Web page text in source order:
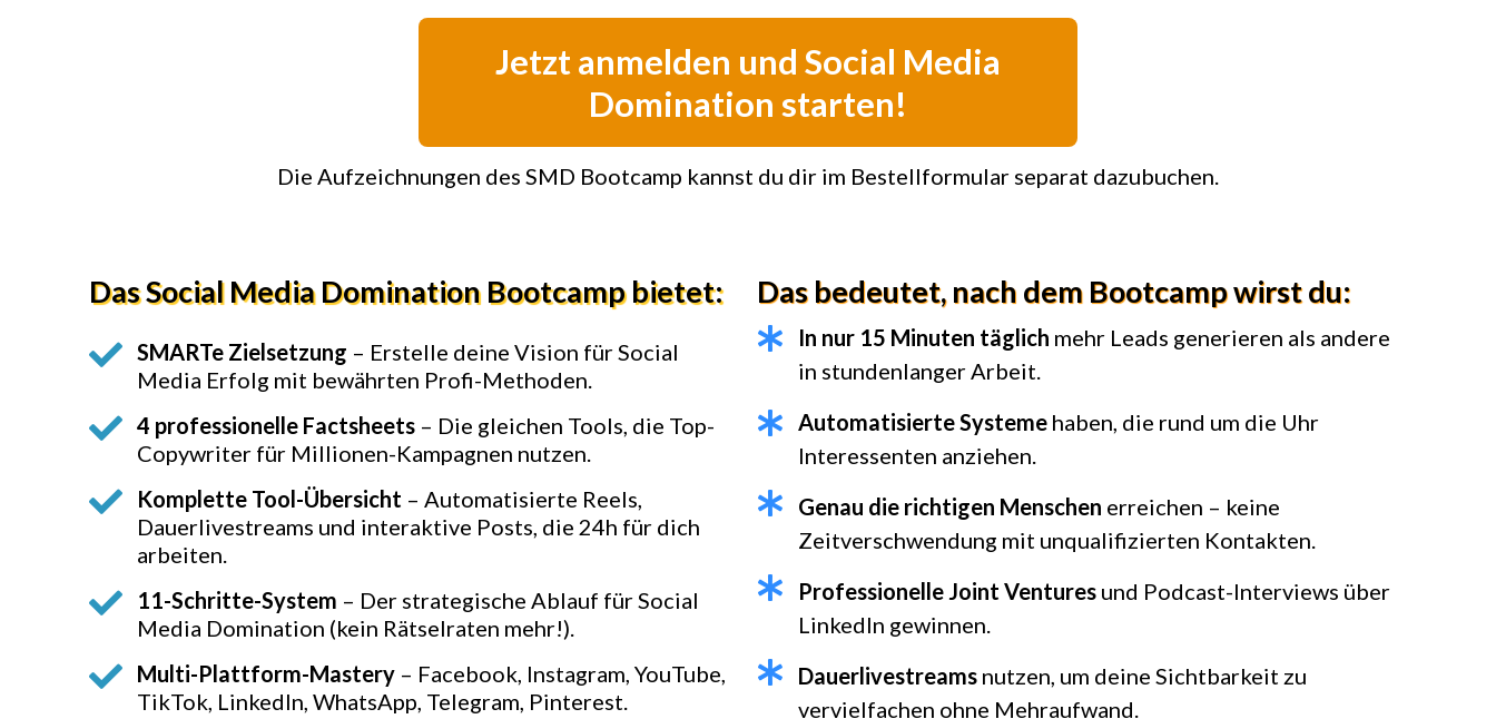
Jetzt anmelden und Social Media
Domination starten!
Die Aufzeichnungen des SMD Bootcamp kannst du dir im Bestellformular separat dazubuchen.
Das Social Media Domination Bootcamp bietet:
SMARTe Zielsetzung – Erstelle deine Vision für Social
Media Erfolg mit bewährten Profi-Methoden.
4 professionelle Factsheets – Die gleichen Tools, die Top-
Copywriter für Millionen-Kampagnen nutzen.
Komplette Tool-Übersicht – Automatisierte Reels,
Dauerlivestreams und interaktive Posts, die 24h für dich
arbeiten.
11-Schritte-System – Der strategische Ablauf für Social
Media Domination (kein Rätselraten mehr!).
Multi-Plattform-Mastery – Facebook, Instagram, YouTube,
TikTok, LinkedIn, WhatsApp, Telegram, Pinterest.
Das bedeutet, nach dem Bootcamp wirst du:
In nur 15 Minuten täglich mehr Leads generieren als andere
in stundenlanger Arbeit.
Automatisierte Systeme haben, die rund um die Uhr
Interessenten anziehen.
Genau die richtigen Menschen erreichen – keine
Zeitverschwendung mit unqualifizierten Kontakten.
Professionelle Joint Ventures und Podcast-Interviews über
LinkedIn gewinnen.
Dauerlivestreams nutzen, um deine Sichtbarkeit zu
vervielfachen ohne Mehraufwand.